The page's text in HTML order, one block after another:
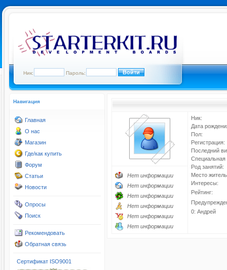
Ник: Пароль:
Навигация
Главная
О нас
Магазин
Где/как купить
Форум
Статьи
Новости
Опросы
Поиск
Рекомендовать
Обратная связь
Сертификат ISO9001
Ник:
Дата
Пол:
Регистрация:
Последний
Специальная
Род занятий:
Место
Интересы:
Рейтинг:
0: Андрей
Нет информации
Нет информации
Нет информации
Нет информации
Нет информации
Нет информации